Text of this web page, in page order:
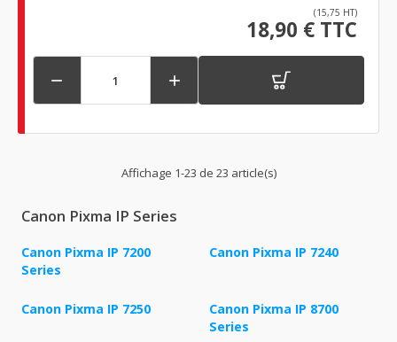
(15,75 HT)
18,90 € TTC
 
Affichage 1-23 de 23 article(s)
Canon Pixma IP Series
Canon Pixma IP 7200
Series
Canon Pixma IP 7240
Canon Pixma IP 7250
Canon Pixma IP 8700
Series